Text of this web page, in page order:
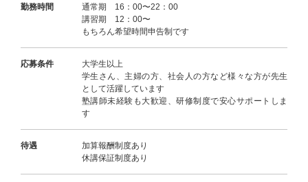
勤務時間
通常期 16：00〜22：00
講習期 12：00〜
もちろん希望時間申告制です
応募条件
大学生以上
学生さん、主婦の方、社会人の方など様々な方が先生
として活躍しています
塾講師未経験も大歓迎、研修制度で安心サポートしま
す
待遇
加算報酬制度あり
休講保証制度あり